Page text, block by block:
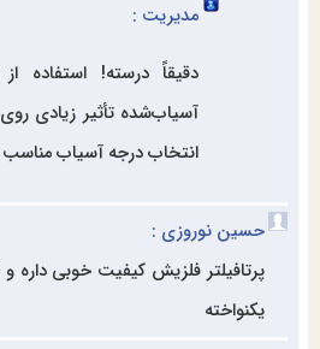
مدیریت :
دقیقاً درسته! استفاده
آسیاب‌شده تأثیر زیادی
انتخاب درجه آسیاب
حسین نوروزی :
پرتافیلتر فلزیش کیفیت خوبی
یکنواخته